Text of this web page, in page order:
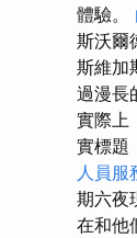
體驗。
斯沃爾
斯維加
過漫長
實際上
實標題
人員服
期六夜
在和他